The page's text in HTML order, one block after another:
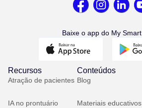
Baixe o app do My
Recursos
Atração de pacientes
IA no prontuário
Conteúdos
Blog
Materiais educativos